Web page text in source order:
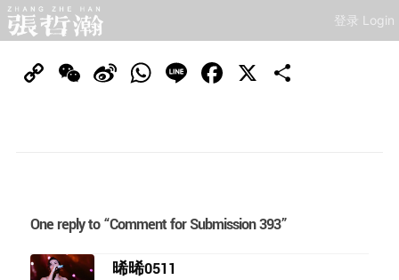
登录 Login
CopyWeChat
SinaWhatsApp
Line Facebook
X
One reply to “Comment for Submission 393”
晞晞0511